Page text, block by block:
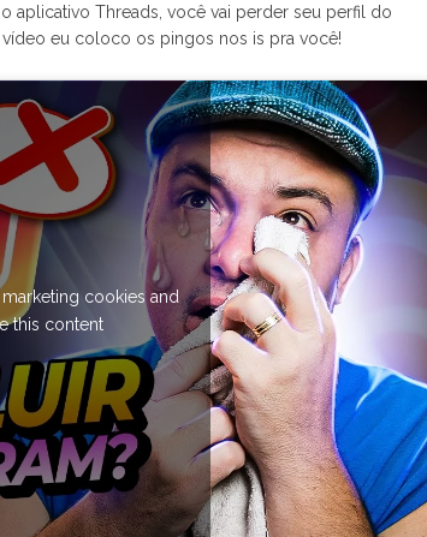
aplicativo Threads, você vai perder seu perfil do
vídeo eu coloco os pingos nos is pra você!
cookies and
this content